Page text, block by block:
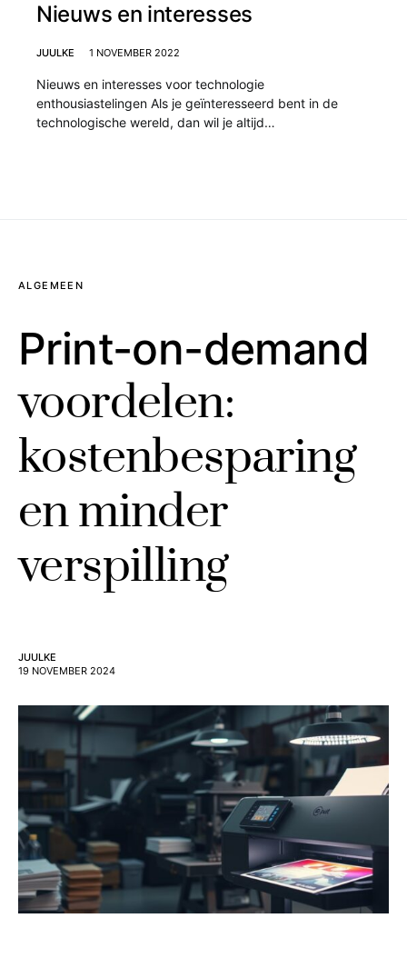
Nieuws en interesses
JUULKE 1 NOVEMBER 2022
Nieuws en interesses voor technologie
enthousiastelingen Als je geïnteresseerd bent in de
technologische wereld, dan wil je altijd…
ALGEMEEN
Print-on-demand
voordelen:
kostenbesparing
en minder
verspilling
JUULKE
19 NOVEMBER 2024